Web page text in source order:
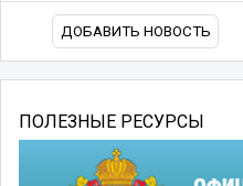
ДОБАВИТЬ НОВОСТЬ
ПОЛЕЗНЫЕ РЕСУРСЫ